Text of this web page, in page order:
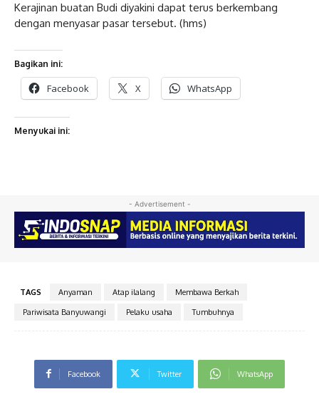
Kerajinan buatan Budi diyakini dapat terus berkembang
dengan menyasar pasar tersebut. (hms)
Bagikan ini:
Facebook X WhatsApp
Menyukai ini:
- Advertisement -
TAGS Anyaman Atap ilalang
Membawa Berkah
Pariwisata Banyuwangi
Pelaku usaha Tumbuhnya
Facebook Twitter WhatsApp